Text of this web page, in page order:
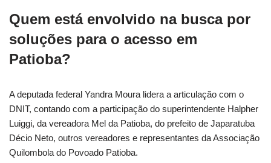
Quem está envolvido na busca por
soluções para o acesso em
Patioba?
A deputada federal Yandra Moura lidera a articulação com o
DNIT, contando com a participação do superintendente Halpher
Luiggi, da vereadora Mel da Patioba, do prefeito de Japaratuba
Décio Neto, outros vereadores e representantes da Associação
Quilombola do Povoado Patioba.